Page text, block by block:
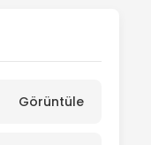
Görüntüle